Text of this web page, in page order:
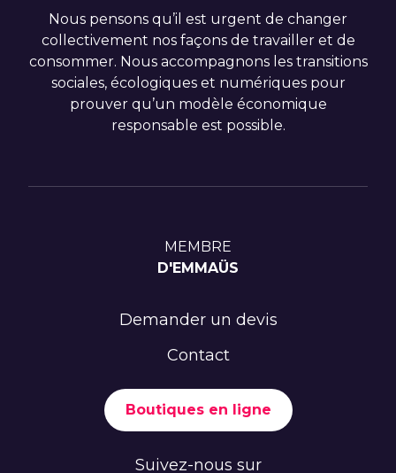
Nous pensons qu’il est urgent de changer
collectivement nos façons de travailler et de
consommer. Nous accompagnons les transitions
sociales, écologiques et numériques pour
prouver qu’un modèle économique
responsable est possible.
MEMBRE
D'EMMAÜS
Demander un devis
Contact
Boutiques en ligne
Suivez-nous sur